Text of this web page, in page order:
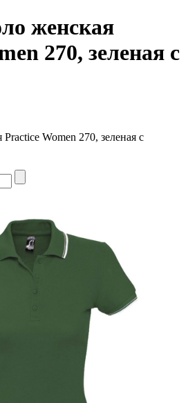
женская
270, зеленая с
Women 270, зеленая с